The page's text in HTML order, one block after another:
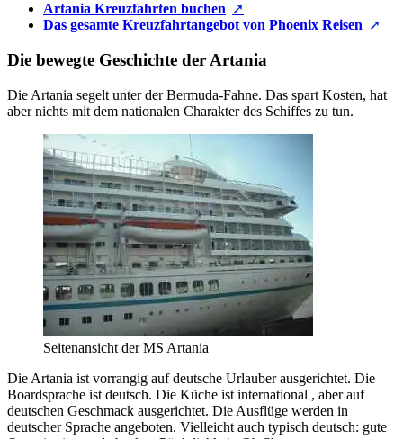
Artania Kreuzfahrten buchen
Das gesamte Kreuzfahrtangebot von Phoenix Reisen
Die bewegte Geschichte der Artania
Die Artania segelt unter der Bermuda-Fahne. Das spart Kosten, hat
aber nichts mit dem nationalen Charakter des Schiffes zu tun.
Seitenansicht der MS Artania
Die Artania ist vorrangig auf deutsche Urlauber ausgerichtet. Die
Boardsprache ist deutsch. Die Küche ist international , aber auf
deutschen Geschmack ausgerichtet. Die Ausflüge werden in
deutscher Sprache angeboten. Vielleicht auch typisch deutsch: gute